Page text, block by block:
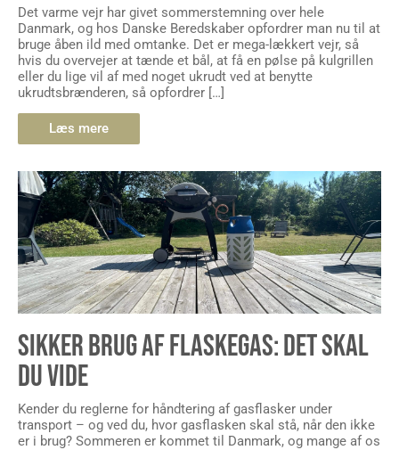
Det varme vejr har givet sommerstemning over hele
Danmark, og hos Danske Beredskaber opfordrer man nu til at
bruge åben ild med omtanke. Det er mega-lækkert vejr, så
hvis du overvejer at tænde et bål, at få en pølse på kulgrillen
eller du lige vil af med noget ukrudt ved at benytte
ukrudtsbrænderen, så opfordrer […]
Læs mere
SIKKER BRUG AF FLASKEGAS: DET SKAL
DU VIDE
Kender du reglerne for håndtering af gasflasker under
transport – og ved du, hvor gasflasken skal stå, når den ikke
er i brug? Sommeren er kommet til Danmark, og mange af os